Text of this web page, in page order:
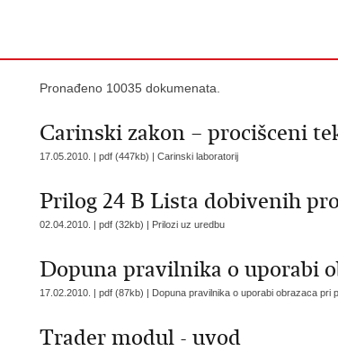
Pronađeno 10035 dokumenata.
Carinski zakon – procišceni
17.05.2010. | pdf (447kb) | Carinski laboratorij
Prilog 24 B Lista dobivenih
02.04.2010. | pdf (32kb) | Prilozi uz uredbu
Dopuna pravilnika o uporabi
17.02.2010. | pdf (87kb) | Dopuna pravilnika o uporabi obrazaca pri
Trader modul - uvod